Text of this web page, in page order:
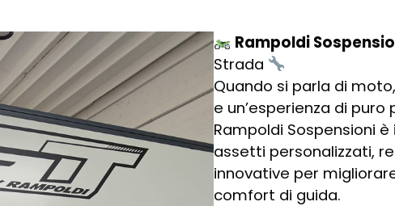
Rampoldi
Strada
Quando si parla di
e un’esperienza di
Rampoldi Sospensioni
assetti personalizzati,
innovative per
comfort di guida.